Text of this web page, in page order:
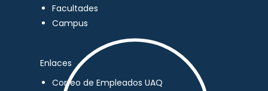
Facultades
Campus
Enlaces
Correo de Empleados UAQ